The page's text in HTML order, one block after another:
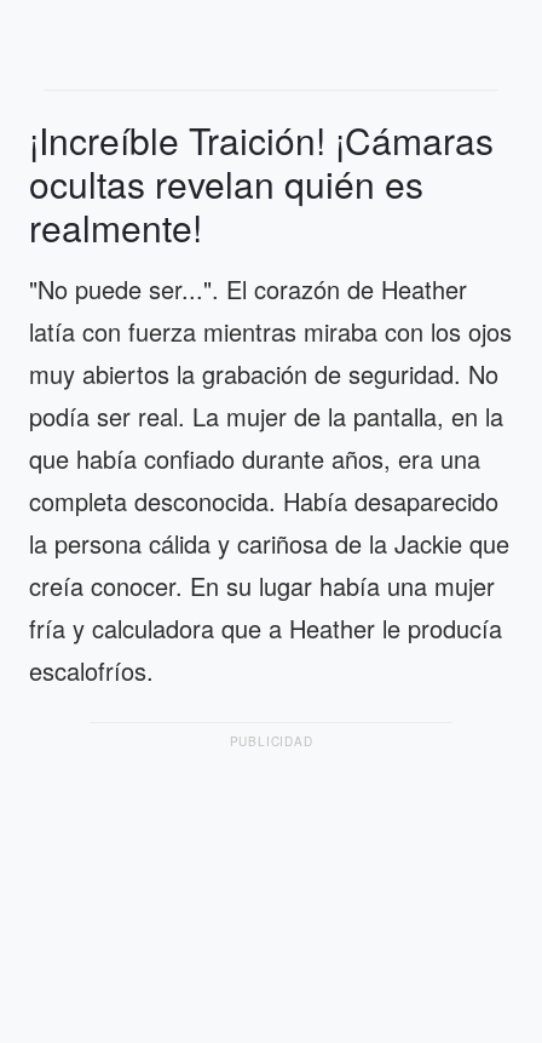
¡Increíble Traición! ¡Cámaras
ocultas revelan quién es
realmente!
"No puede ser...". El corazón de Heather
latía con fuerza mientras miraba con los ojos
muy abiertos la grabación de seguridad. No
podía ser real. La mujer de la pantalla, en la
que había confiado durante años, era una
completa desconocida. Había desaparecido
la persona cálida y cariñosa de la Jackie que
creía conocer. En su lugar había una mujer
fría y calculadora que a Heather le producía
escalofríos.
PUBLICIDAD